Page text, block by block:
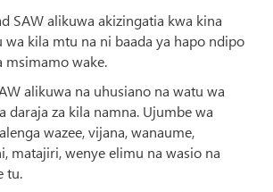
SAW alikuwa akizingatia kwa kina
wa kila mtu na ni baada ya hapo ndipo
msimamo wake.
alikuwa na uhusiano na watu wa
daraja za kila namna. Ujumbe wa
wazee, vijana, wanaume,
matajiri, wenye elimu na wasio na
tu.